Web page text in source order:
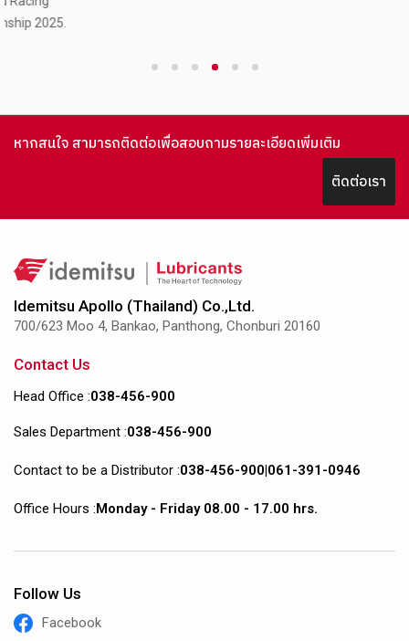
หากสนใจ สามารถติดต่อเพื่อสอบถามรายละเอียดเพิ่มเติม
ติดต่อเรา
Idemitsu Apollo (Thailand) Co.,Ltd.
700/623 Moo 4, Bankao, Panthong, Chonburi 20160
Contact Us
Head Office :038-456-900
Sales Department :038-456-900
Contact to be a Distributor :038-456-900|061-391-0946
Office Hours :Monday - Friday 08.00 - 17.00 hrs.
Follow Us
Facebook